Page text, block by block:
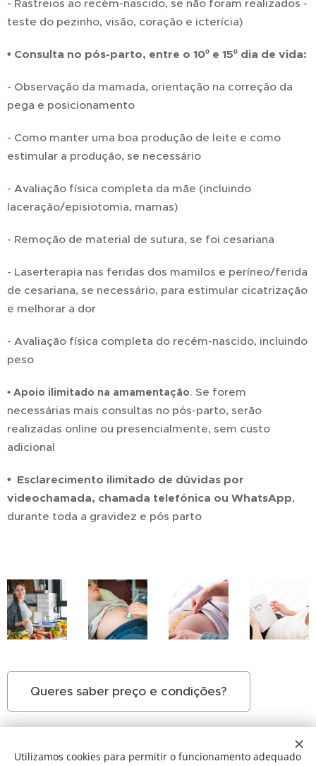
- Rastreios ao recém-nascido, se não foram realizados -
teste do pezinho, visão, coração e icterícia)
• Consulta no pós-parto, entre o 10º e 15º dia de vida:
- Observação da mamada, orientação na correção da
pega e posicionamento
- Como manter uma boa produção de leite e como
estimular a produção, se necessário
- Avaliação física completa da mãe (incluindo
laceração/episiotomia, mamas)
- Remoção de material de sutura, se foi cesariana
- Laserterapia nas feridas dos mamilos e períneo/ferida
de cesariana, se necessário, para estimular cicatrização
e melhorar a dor
- Avaliação física completa do recém-nascido, incluindo
peso
• Apoio ilimitado na amamentação. Se forem
necessárias mais consultas no pós-parto, serão
realizadas online ou presencialmente, sem custo
adicional
• Esclarecimento ilimitado de dúvidas por
videochamada, chamada telefónica ou WhatsApp,
durante toda a gravidez e pós parto
Queres saber preço e condições?
© 2025 MATERNIDADE ONLINE • Todos os direitos reservados
Utilizamos cookies para permitir o funcionamento adequado